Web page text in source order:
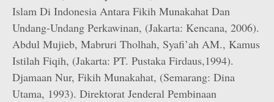
Islam Di Indonesia Antara Fikih Munakahat Dan
Undang-Undang Perkawinan, (Jakarta: Kencana, 2006).
Abdul Mujieb, Mabruri Tholhah, Syafi’ah AM., Kamus
Istilah Fiqih, (Jakarta: PT. Pustaka Firdaus,1994).
Djamaan Nur, Fikih Munakahat, (Semarang: Dina
Utama, 1993). Direktorat Jenderal Pembinaan